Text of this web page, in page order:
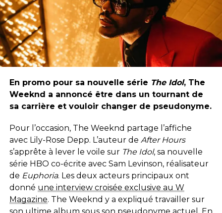
En promo pour sa nouvelle série The Idol, The
Weeknd a annoncé être dans un tournant de
sa carrière et vouloir changer de pseudonyme.
Pour l’occasion, The Weeknd partage l’affiche
avec Lily-Rose Depp. L’auteur de After Hours
s’apprête à lever le voile sur The Idol, sa nouvelle
série HBO co-écrite avec Sam Levinson, réalisateur
de Euphoria. Les deux acteurs principaux ont
donné une interview croisée exclusive au W
Magazine. The Weeknd y a expliqué travailler sur